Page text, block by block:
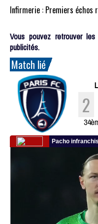
Vous pouvez retrouver
publicités.
Match lié
2